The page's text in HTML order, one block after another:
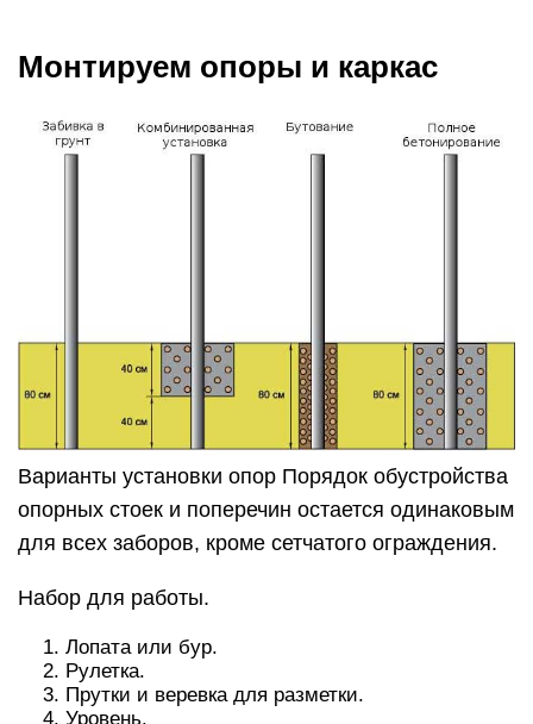
Монтируем опоры и каркас
Варианты установки опор Порядок обустройства
опорных стоек и поперечин остается одинаковым
для всех заборов, кроме сетчатого ограждения.
Набор для работы.
Лопата или бур.
Рулетка.
Прутки и веревка для разметки.
Уровень.